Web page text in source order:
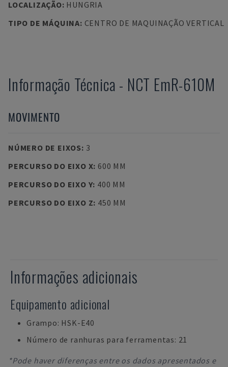
LOCALIZAÇÃO: HUNGRIA
TIPO DE MÁQUINA: CENTRO DE MAQUINAÇÃO VERTICAL
Informação Técnica - NCT EmR-610M
MOVIMENTO
NÚMERO DE EIXOS: 3
PERCURSO DO EIXO X: 600 MM
PERCURSO DO EIXO Y: 400 MM
PERCURSO DO EIXO Z: 450 MM
Informações adicionais
Equipamento adicional
Grampo: HSK-E40
Número de ranhuras para ferramentas: 21
*Pode haver diferenças entre os dados apresentados e